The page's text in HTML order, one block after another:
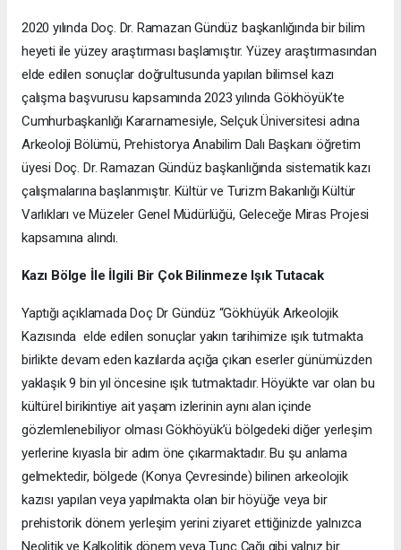
2020 yılında Doç. Dr. Ramazan Gündüz başkanlığında bir bilim
heyeti ile yüzey araştırması başlamıştır. Yüzey araştırmasından
elde edilen sonuçlar doğrultusunda yapılan bilimsel kazı
çalışma başvurusu kapsamında 2023 yılında Gökhöyük’te
Cumhurbaşkanlığı Kararnamesiyle, Selçuk Üniversitesi adına
Arkeoloji Bölümü, Prehistorya Anabilim Dalı Başkanı öğretim
üyesi Doç. Dr. Ramazan Gündüz başkanlığında sistematik kazı
çalışmalarına başlanmıştır. Kültür ve Turizm Bakanlığı Kültür
Varlıkları ve Müzeler Genel Müdürlüğü, Geleceğe Miras Projesi
kapsamına alındı.
Kazı Bölge İle İlgili Bir Çok Bilinmeze Işık Tutacak
Yaptığı açıklamada Doç Dr Gündüz “Gökhüyük Arkeolojik
Kazısında elde edilen sonuçlar yakın tarihimize ışık tutmakta
birlikte devam eden kazılarda açığa çıkan eserler günümüzden
yaklaşık 9 bin yıl öncesine ışık tutmaktadır. Höyükte var olan bu
kültürel birikintiye ait yaşam izlerinin aynı alan içinde
gözlemlenebiliyor olması Gökhöyük’ü bölgedeki diğer yerleşim
yerlerine kıyasla bir adım öne çıkarmaktadır. Bu şu anlama
gelmektedir, bölgede (Konya Çevresinde) bilinen arkeolojik
kazısı yapılan veya yapılmakta olan bir höyüğe veya bir
prehistorik dönem yerleşim yerini ziyaret ettiğinizde yalnızca
Neolitik ve Kalkolitik dönem veya Tunç Çağı gibi yalnız bir